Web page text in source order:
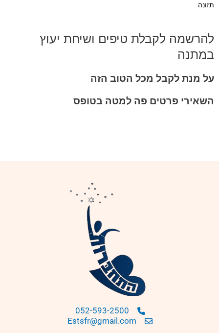
תזונה
להרשמה לקבלת טיפים ושיחת יעוץ
במתנה
על מנת לקבל מכל הטוב הזה
השאירי פרטים פה למטה בטופס
052-593-2500
Estsfr@gmail.com